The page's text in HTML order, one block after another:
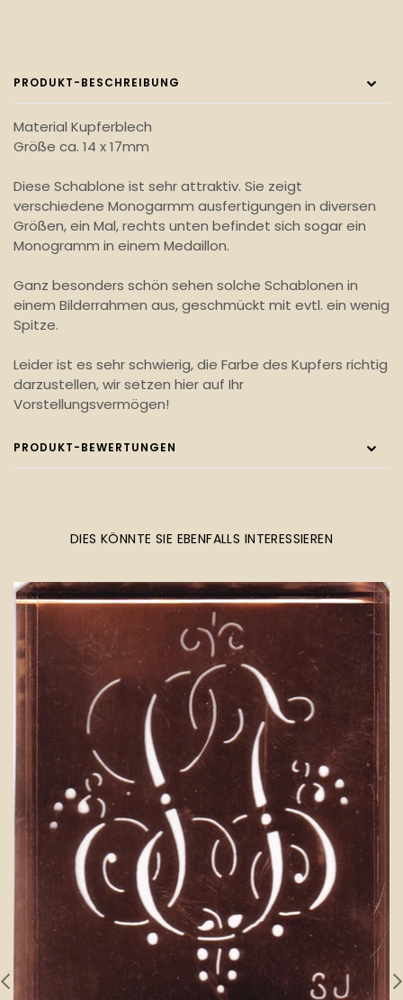
PRODUKT-BESCHREIBUNG
Material Kupferblech
Größe ca. 14 x 17mm
Diese Schablone ist sehr attraktiv. Sie zeigt
verschiedene Monogarmm ausfertigungen in diversen
Größen, ein Mal, rechts unten befindet sich sogar ein
Monogramm in einem Medaillon.
Ganz besonders schön sehen solche Schablonen in
einem Bilderrahmen aus, geschmückt mit evtl. ein wenig
Spitze.
Leider ist es sehr schwierig, die Farbe des Kupfers richtig
darzustellen, wir setzen hier auf Ihr
Vorstellungsvermögen!
PRODUKT-BEWERTUNGEN
DIES KÖNNTE SIE EBENFALLS INTERESSIEREN